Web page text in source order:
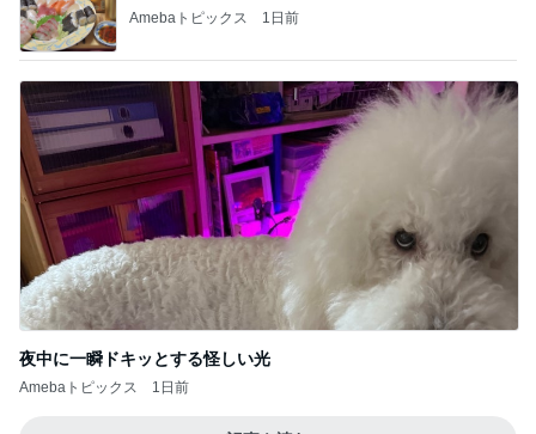
Amebaトピックス 1日前
夜中に一瞬ドキッとする怪しい光
Amebaトピックス 1日前